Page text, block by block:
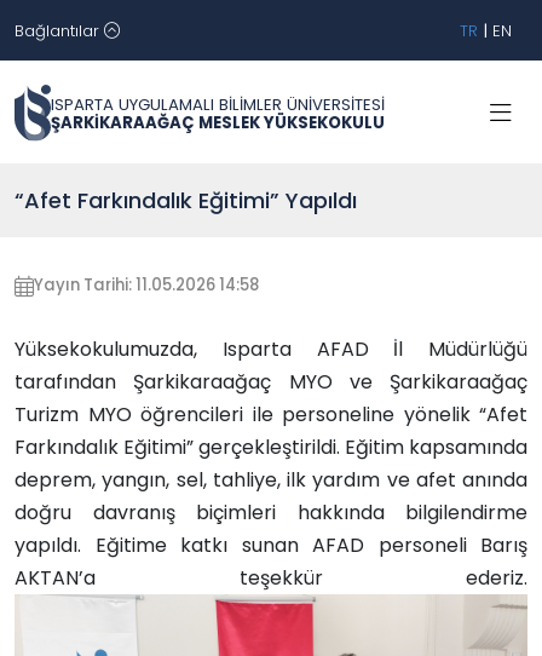
Bağlantılar TR | EN
ISPARTA UYGULAMALI BİLİMLER ÜNİVERSİTESİ
ŞARKİKARAAĞAÇ MESLEK YÜKSEKOKULU
“Afet Farkındalık Eğitimi” Yapıldı
Yayın Tarihi: 11.05.2026 14:58
Yüksekokulumuzda, Isparta AFAD İl Müdürlüğü
tarafından Şarkikaraağaç MYO ve Şarkikaraağaç
Turizm MYO öğrencileri ile personeline yönelik “Afet
Farkındalık Eğitimi” gerçekleştirildi. Eğitim kapsamında
deprem, yangın, sel, tahliye, ilk yardım ve afet anında
doğru davranış biçimleri hakkında bilgilendirme
yapıldı. Eğitime katkı sunan AFAD personeli Barış
AKTAN’a teşekkür ederiz.